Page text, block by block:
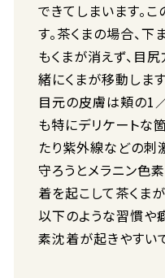
できてしまいます。
す。茶くまの場合、
もくまが消えず、目
緒にくまが移動します
目元の皮膚は頬の1
も特にデリケートな
たり紫外線などの刺
守ろうとメラニン色
着を起こして茶くま
以下のような習慣や
素沈着が起きやすい